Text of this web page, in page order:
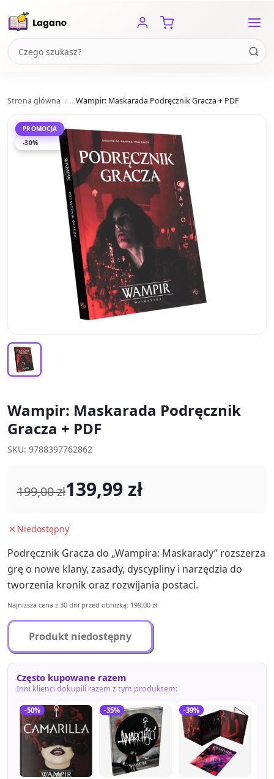
Strona główna Wampir: Maskarada Podręcznik Gracza + PDF
PROMOCJA
-30%
Wampir: Maskarada Podręcznik
Gracza + PDF
SKU: 9788397762862
199,00 zł139,99 zł
Niedostępny
Podręcznik Gracza do „Wampira: Maskarady” rozszerza
grę o nowe klany, zasady, dyscypliny i narzędzia do
tworzenia kronik oraz rozwijania postaci.
Najniższa cena z 30 dni przed obniżką: 199,00 zł
Produkt niedostępny
Często kupowane razem
Inni klienci dokupili razem z tym produktem:
-50% -35% -39%